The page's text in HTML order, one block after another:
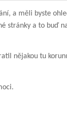
a měli byste
stránky a to buď
nějakou tu